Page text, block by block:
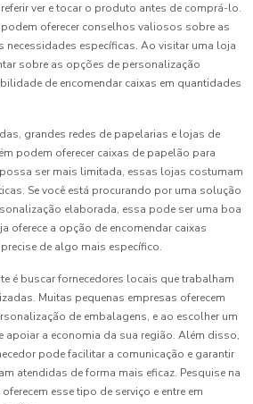
ver e tocar o produto antes de comprá-lo.
oferecer conselhos valiosos sobre as
necessidades específicas. Ao visitar uma loja
sobre as opções de personalização
de encomendar caixas em quantidades
grandes redes de papelarias e lojas de
podem oferecer caixas de papelão para
ser mais limitada, essas lojas costumam
Se você está procurando por uma solução
elaborada, essa pode ser uma boa
oferece a opção de encomendar caixas
de algo mais específico.
é buscar fornecedores locais que trabalham
Muitas pequenas empresas oferecem
de embalagens, e ao escolher um
apoiar a economia da sua região. Além disso,
pode facilitar a comunicação e garantir
atendidas de forma mais eficaz. Pesquise na
esse tipo de serviço e entre em